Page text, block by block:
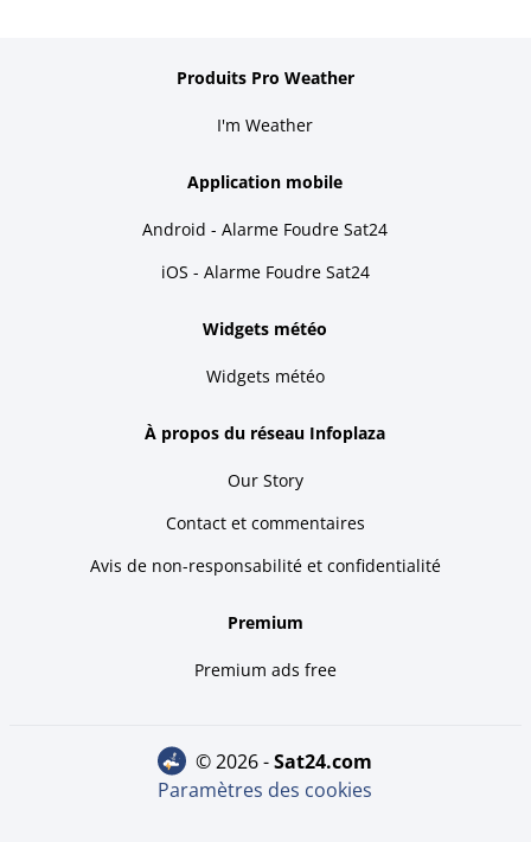
Produits Pro Weather
I'm Weather
Application mobile
Android - Alarme Foudre Sat24
iOS - Alarme Foudre Sat24
Widgets météo
Widgets météo
À propos du réseau Infoplaza
Our Story
Contact et commentaires
Avis de non-responsabilité et confidentialité
Premium
Premium ads free
© 2026 - sat24.com
Paramètres des cookies